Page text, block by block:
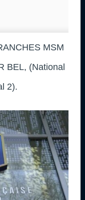
MSM
BEL, (National
2).